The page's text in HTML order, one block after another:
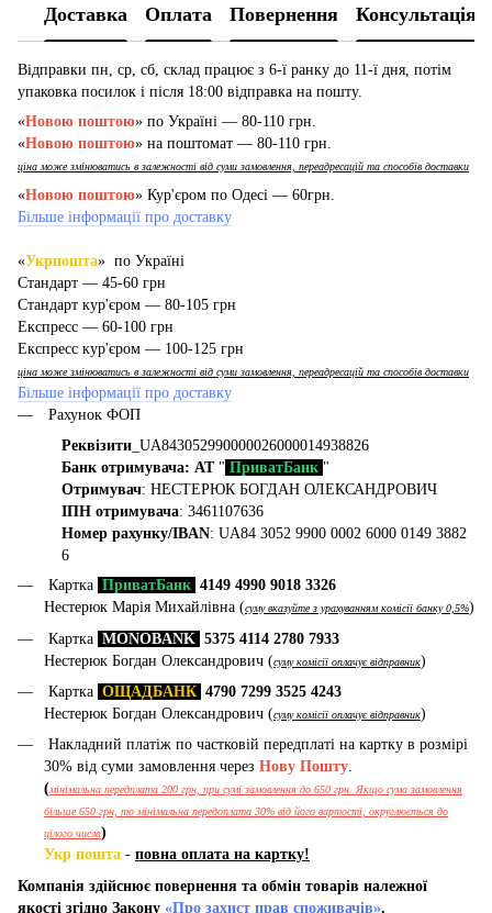
Доставка Оплата Повернення Консультація
Відправки пн, ср, сб, склад працює з 6-ї ранку до 11-ї дня, потім
упаковка посилок і після 18:00 відправка на пошту.
«Новою поштою» по Україні — 80-110 грн.
«Новою поштою» на поштомат — 80-110 грн.
ціна може змінюватись в залежності від суми замовлення, переадресацій та способів доставки
«Новою поштою» Кур'єром по Одесі — 60грн.
Більше інформації про доставку
«Укрпошта» по Україні
Стандарт — 45-60 грн
Стандарт кур'єром — 80-105 грн
Експресс — 60-100 грн
Експресс кур'єром — 100-125 грн
ціна може змінюватись в залежності від суми замовлення, переадресацій та способів доставки
Більше інформації про доставку
Рахунок ФОП
Реквізити _UA843052990000026000014938826
Банк отримувача: АТ" ПриватБанк "
Отримувач: НЕСТЕРЮК БОГДАН ОЛЕКСАНДРОВИЧ
ІПН отримувача: 3461107636
Номер рахунку/IBAN: UA84 3052 9900 0002 6000 0149 3882
6
Картка ПриватБанк 4149 4990 9018 3326
Нестерюк Марія Михайлівна (суму вказуйте з урахуванням комісії банку 0,5%)
Картка MONOBANK 5375 4114 2780 7933
Нестерюк Богдан Олександрович (суму комісії оплачує відправник)
Картка ОЩАДБАНК 4790 7299 3525 4243
Нестерюк Богдан Олександрович (суму комісії оплачує відправник)
Накладний платіж по частковій передплаті на картку в розмірі
30% від суми замовлення через Нову Пошту.
(мінімальна передплата 200 грн, при сумі замовлення до 650 грн. Якщо сума замовлення
більше 650 грн, то мінімальна передоплата 30% від його вартості, округлюється до
цілого числа)
Укр пошта - повна оплата на картку!
Компанія здійснює повернення та обмін товарів належної
якості згідно Закону «Про захист прав споживачів».